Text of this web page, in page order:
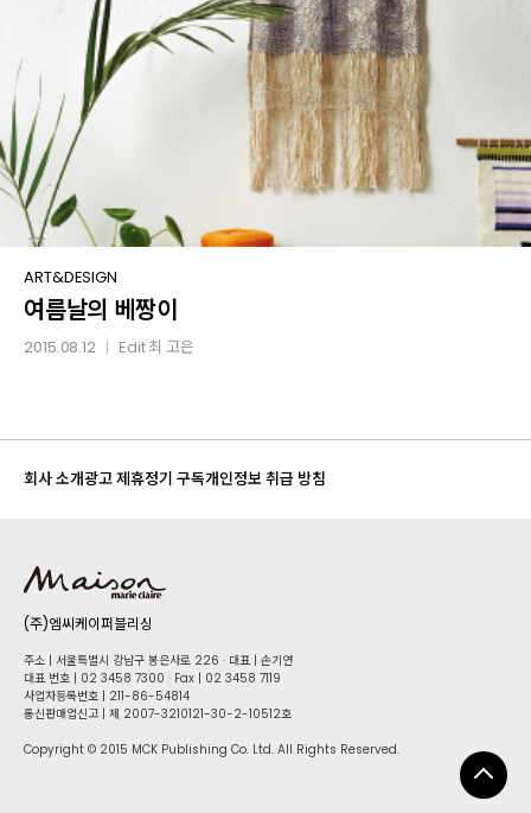
여름날의
베짱이
ART&DESIGN
여름날의 베짱이
2015.08.12 Edit최 고은
회사 소개광고 제휴정기 구독개인정보 취급 방침
(주)엠씨케이퍼블리싱
주소 | 서울특별시 강남구 봉은사로 226 · 대표 | 손기연
대표 번호 | 02 34​58 7300 · Fax | 02 34​58 7119
사업자등록번호 | 211-86-5​4814
통신판매업신고 | 제 2007-3210121-30-2-10512호
Copyright © 2015 MCK Publishing Co. Ltd. All Rights Reserved.